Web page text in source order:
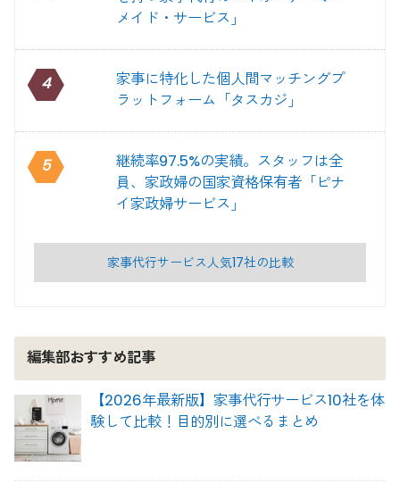
メイド・サービス」
4
家事に特化した個人間マッチングプ
ラットフォーム「タスカジ」
5
継続率97.5%の実績。スタッフは全
員、家政婦の国家資格保有者「ピナ
イ家政婦サービス」
家事代行サービス人気17社の比較
編集部おすすめ記事
【2026年最新版】家事代行サービス10社を体
験して比較！目的別に選べるまとめ